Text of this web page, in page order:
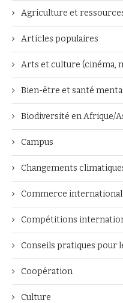
Agriculture et
Articles populaires
Arts et culture (cinéma,
Bien-être et santé
Biodiversité en Afrique/
Campus
Changements
Commerce international
Compétitions
Conseils pratiques pour
Coopération
Culture